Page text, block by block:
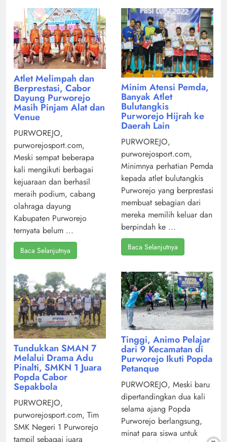
Atlet Melimpah dan
Berprestasi, Cabor
Dayung Purworejo
Masih Pinjam Alat dan
Venue
PURWOREJO,
purworejosport.com,
Meski sempat beberapa
kali mengikuti berbagai
kejuaraan dan berhasil
meraih podium, cabang
olahraga dayung
Kabupaten Purworejo
ternyata belum ...
Baca Selanjutnya
Minim Atensi Pemda,
Banyak Atlet
Bulutangkis
Purworejo Hijrah ke
Daerah Lain
PURWOREJO,
purworejosport.com,
Minimnya perhatian Pemda
kepada atlet bulutangkis
Purworejo yang berprestasi
membuat sebagian dari
mereka memilih keluar dan
berpindah ke ...
Baca Selanjutnya
Tundukkan SMAN 7
Melalui Drama Adu
Pinalti, SMKN 1 Juara
Popda Cabor
Sepakbola
PURWOREJO,
purworejosport.com, Tim
SMK Negeri 1 Purworejo
tampil sebagai juara
Tinggi, Animo Pelajar
dari 9 Kecamatan di
Purworejo Ikuti Popda
Petanque
PURWOREJO, Meski baru
dipertandingkan dua kali
selama ajang Popda
Purworejo berlangsung,
minat para siswa untuk